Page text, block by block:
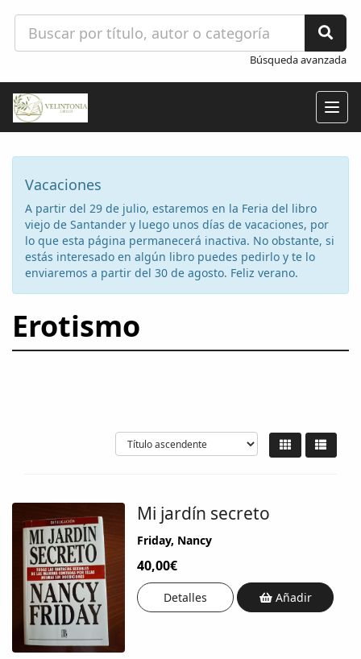
Búsqueda avanzada
Vacaciones
A partir del 29 de julio, estaremos en la Feria del libro
viejo de Santander y luego unos días de vacaciones, por
lo que esta página permanecerá inactiva. No obstante, si
estás interesado en algún libro puedes pedirlo y te lo
enviaremos a partir del 30 de agosto. Feliz verano.
Erotismo
Mi jardín secreto
Friday, Nancy
40,00€
Detalles Añadir